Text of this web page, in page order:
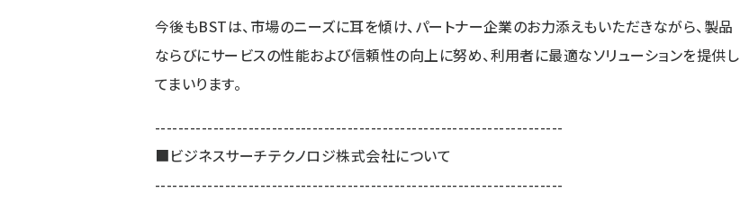
今後もBSTは、市場のニーズに耳を傾け、パートナー企業のお力添えもいただきながら、製品
ならびにサービスの性能および信頼性の向上に努め、利用者に最適なソリューションを提供し
てまいります。
----------------------------------------------------------------------
■ビジネスサーチテクノロジ株式会社について
----------------------------------------------------------------------